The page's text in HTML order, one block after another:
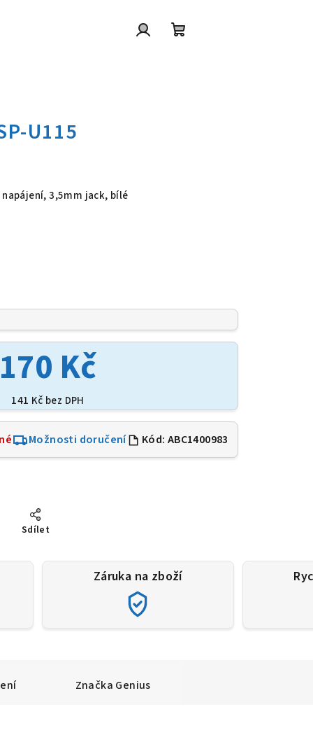
U115
3,5mm jack, bílé
170 Kč
141 Kč bez DPH
Možnosti doručení Kód: ABC1400983
Sdílet
Záruka na zboží
Značka Genius